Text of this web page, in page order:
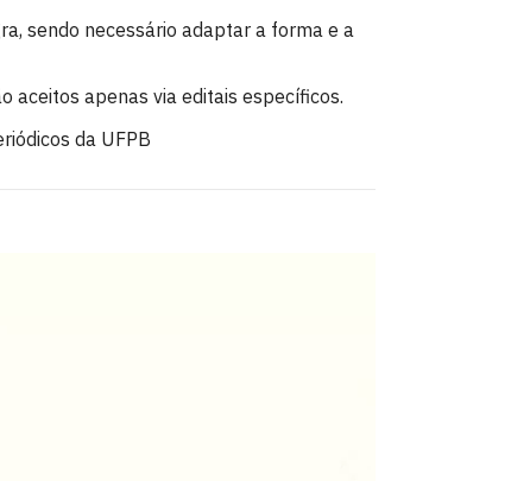
sendo necessário adaptar a forma e a
aceitos apenas via editais específicos.
da UFPB